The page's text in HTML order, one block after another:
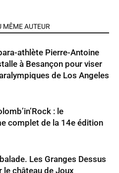
MÊME AUTEUR
athlète Pierre-Antoine
à Besançon pour viser
de Los Angeles
: le
complet de la 14e édition
Les Granges Dessus
le château de Joux